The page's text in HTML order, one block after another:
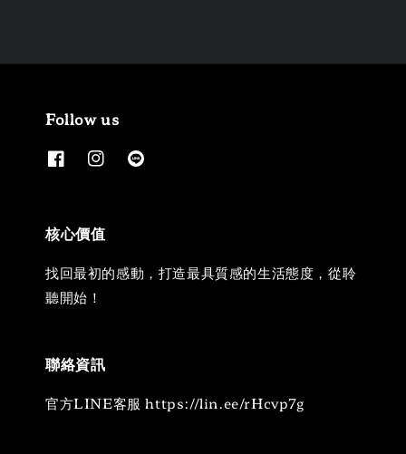
Follow us
核心價值
找回最初的感動，打造最具質感的生活態度，從聆
聽開始！
聯絡資訊
官方LINE客服 https://lin.ee/rHcvp7g